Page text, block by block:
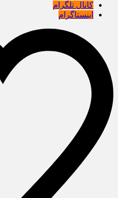
کانال تلگرام
اینستاگرام